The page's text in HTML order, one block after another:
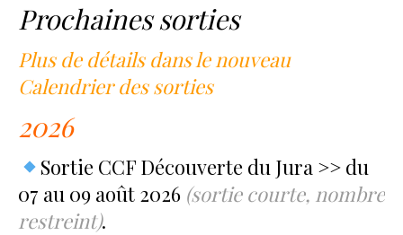
Prochaines sorties
Plus de détails dans le nouveau
Calendrier des sorties
2026
Sortie CCF Découverte du Jura >> du
07 au 09 août 2026 (sortie courte, nombre
restreint).